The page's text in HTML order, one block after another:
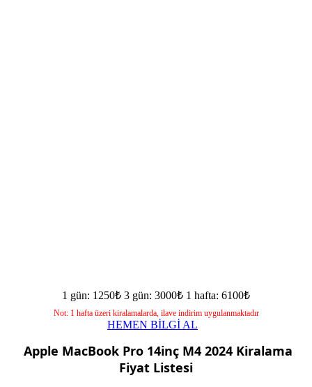
1 gün: 1250₺ 3 gün: 3000₺ 1 hafta: 6100₺
Not: 1 hafta üzeri kiralamalarda, ilave indirim uygulanmaktadır
HEMEN BİLGİ AL
Apple MacBook Pro 14inç M4 2024 Kiralama
Fiyat Listesi